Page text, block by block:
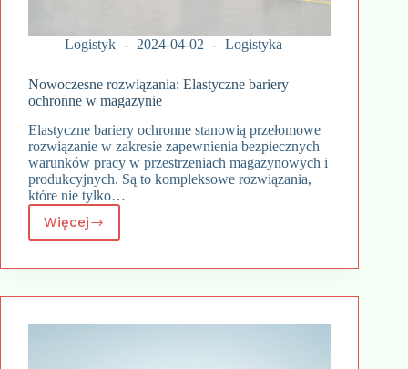
Logistyk 2024-04-02 Logistyka
Nowoczesne rozwiązania: Elastyczne bariery
ochronne w magazynie
Elastyczne bariery ochronne stanowią przełomowe
rozwiązanie w zakresie zapewnienia bezpiecznych
warunków pracy w przestrzeniach magazynowych i
produkcyjnych. Są to kompleksowe rozwiązania,
które nie tylko…
WięcejNowoczesne
rozwiązania:
ochronne
magazynie